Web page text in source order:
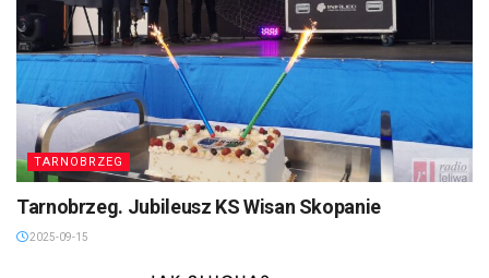
TARNOBRZEG
Tarnobrzeg. Jubileusz KS Wisan Skopanie
2025-09-15